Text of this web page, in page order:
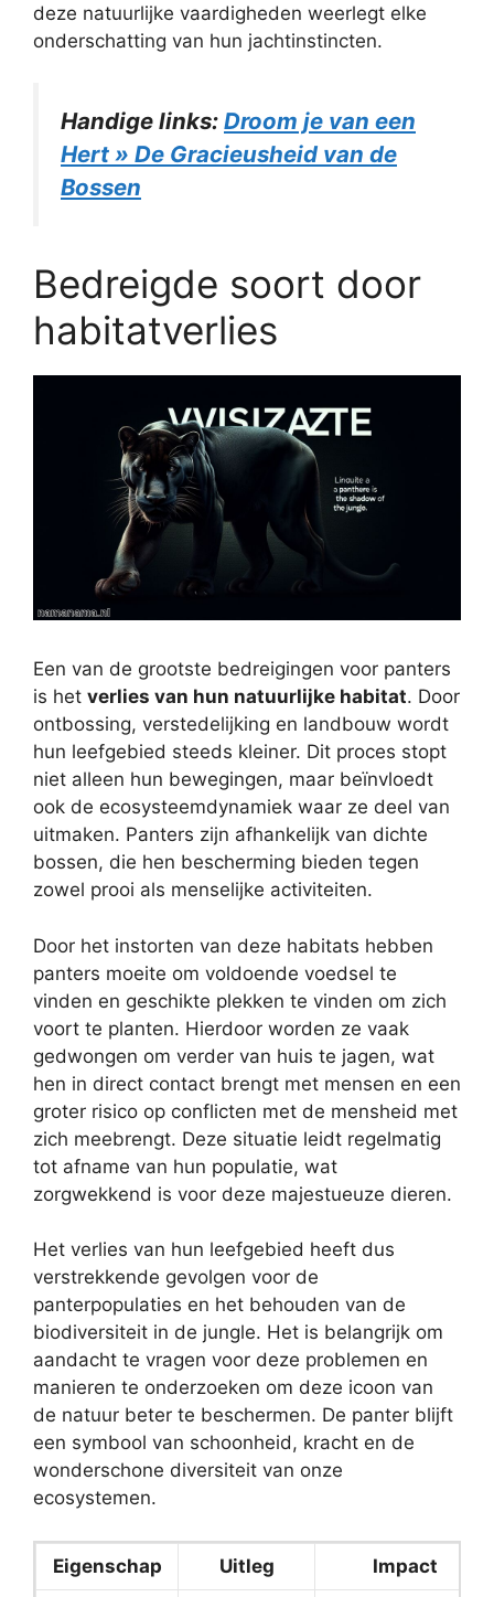
deze natuurlijke vaardigheden weerlegt elke
onderschatting van hun jachtinstincten.
Handige links: Droom je van een
Hert » De Gracieusheid van de
Bossen
Bedreigde soort door
habitatverlies
Een van de grootste bedreigingen voor panters
is het verlies van hun natuurlijke habitat. Door
ontbossing, verstedelijking en landbouw wordt
hun leefgebied steeds kleiner. Dit proces stopt
niet alleen hun bewegingen, maar beïnvloedt
ook de ecosysteemdynamiek waar ze deel van
uitmaken. Panters zijn afhankelijk van dichte
bossen, die hen bescherming bieden tegen
zowel prooi als menselijke activiteiten.
Door het instorten van deze habitats hebben
panters moeite om voldoende voedsel te
vinden en geschikte plekken te vinden om zich
voort te planten. Hierdoor worden ze vaak
gedwongen om verder van huis te jagen, wat
hen in direct contact brengt met mensen en een
groter risico op conflicten met de mensheid met
zich meebrengt. Deze situatie leidt regelmatig
tot afname van hun populatie, wat
zorgwekkend is voor deze majestueuze dieren.
Het verlies van hun leefgebied heeft dus
verstrekkende gevolgen voor de
panterpopulaties en het behouden van de
biodiversiteit in de jungle. Het is belangrijk om
aandacht te vragen voor deze problemen en
manieren te onderzoeken om deze icoon van
de natuur beter te beschermen. De panter blijft
een symbool van schoonheid, kracht en de
wonderschone diversiteit van onze
ecosystemen.
Eigenschap Uitleg Impact